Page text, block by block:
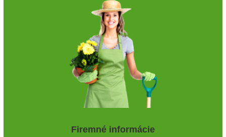
Firemné informácie